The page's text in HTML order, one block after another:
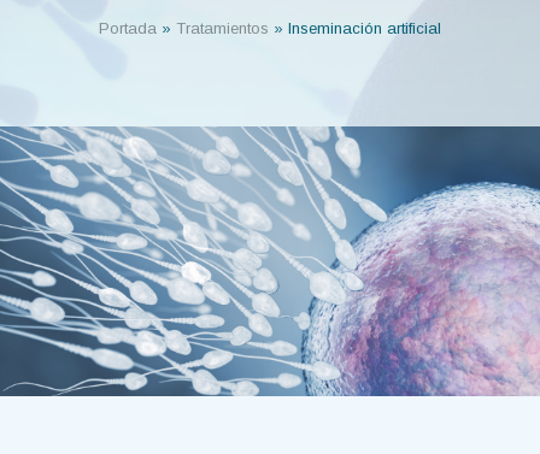
Portada » Tratamientos » Inseminación artificial